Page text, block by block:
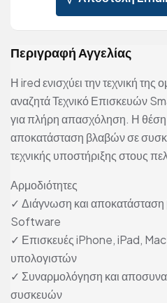
Περιγραφή Αγγελίας
Η ired ενισχύει την τεχνική
αναζητά Τεχνικό Επισκευών
για πλήρη απασχόληση. Η θέση
αποκατάσταση βλαβών σε
τεχνικής υποστήριξης στους
Αρμοδιότητες
✓ Διάγνωση και
Software
✓ Επισκευές iPhone, iPad,
υπολογιστών
✓ Συναρμολόγηση και
συσκευών